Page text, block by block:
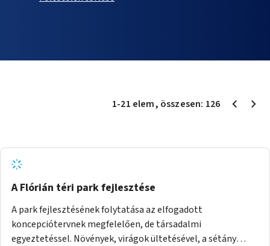
1-21 elem, összesen: 126
A Flórián téri park fejlesztése
A park fejlesztésének folytatása az elfogadott
koncepciótervnek megfelelően, de társadalmi
egyeztetéssel. Növények, virágok ültetésével, a sétány